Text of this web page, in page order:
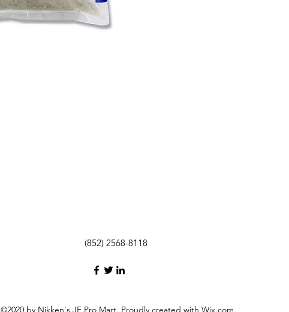
(852) 2568-8118
©2020 by Nikken's JF Pro Mart. Proudly created with Wix.com